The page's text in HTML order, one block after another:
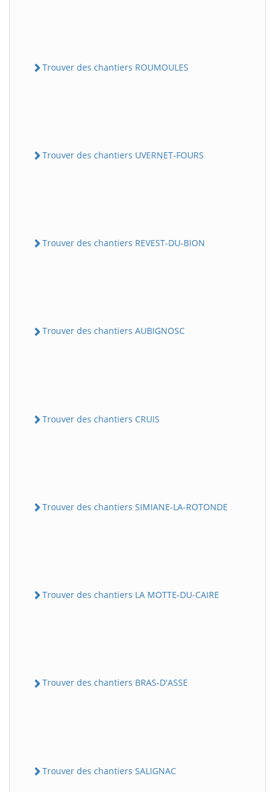
Trouver des chantiers ROUMOULES
Trouver des chantiers UVERNET-FOURS
Trouver des chantiers REVEST-DU-BION
Trouver des chantiers AUBIGNOSC
Trouver des chantiers CRUIS
Trouver des chantiers SIMIANE-LA-ROTONDE
Trouver des chantiers LA MOTTE-DU-CAIRE
Trouver des chantiers BRAS-D'ASSE
Trouver des chantiers SALIGNAC